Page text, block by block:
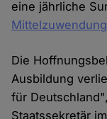
eine jährliche
Mittelzuwendung
Die
Ausbildung
für
Staatssekretär